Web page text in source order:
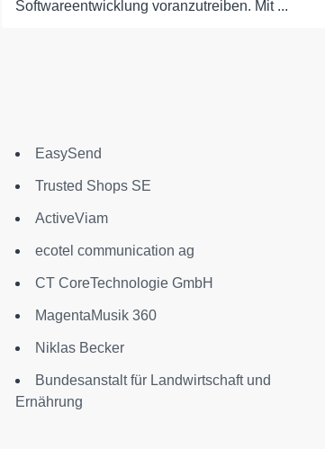
Softwareentwicklung voranzutreiben. Mit ...
EasySend
Trusted Shops SE
ActiveViam
ecotel communication ag
CT CoreTechnologie GmbH
MagentaMusik 360
Niklas Becker
Bundesanstalt für Landwirtschaft und
Ernährung